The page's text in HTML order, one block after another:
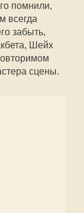
помнили,
всегда
забыть,
Шейх
сцены.